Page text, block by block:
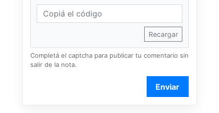
Recargar
Completá el captcha para publicar tu comentario sin
salir de la nota.
Enviar